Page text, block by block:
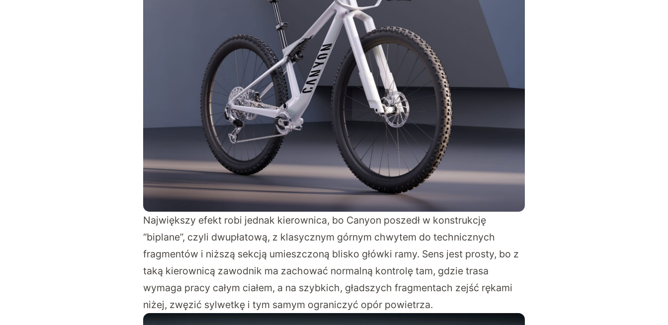
Największy efekt robi jednak kierownica, bo Canyon poszedł w konstrukcję
“biplane”, czyli dwupłatową, z klasycznym górnym chwytem do technicznych
fragmentów i niższą sekcją umieszczoną blisko główki ramy. Sens jest prosty, bo z
taką kierownicą zawodnik ma zachować normalną kontrolę tam, gdzie trasa
wymaga pracy całym ciałem, a na szybkich, gładszych fragmentach zejść rękami
niżej, zwęzić sylwetkę i tym samym ograniczyć opór powietrza.